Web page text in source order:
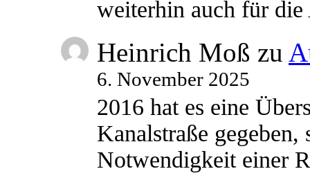
weiterhin auch für
Heinrich Moß zu
6. November 2025
2016 hat es eine
Kanalstraße
Notwendigkeit einer